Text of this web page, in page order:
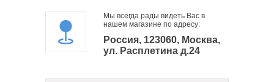
Мы всегда рады видеть Вас в
нашем магазине по адресу:
Россия, 123060, Москва,
ул. Расплетина д.24